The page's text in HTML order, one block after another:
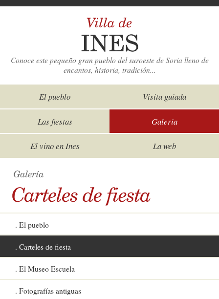
Conoce este pequeño gran pueblo del suroeste de Soria lleno de
encantos, historia, tradición...
El pueblo Visita guiada
Las fiestas Galeria
El vino en Ines La web
El pueblo
Carteles de fiesta
El Museo Escuela
Fotografías antiguas